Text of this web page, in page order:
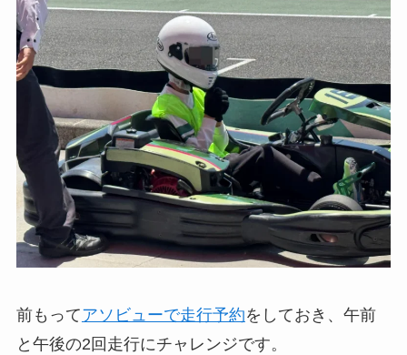
前もってアソビューで走行予約をしておき、午前
と午後の2回走行にチャレンジです。